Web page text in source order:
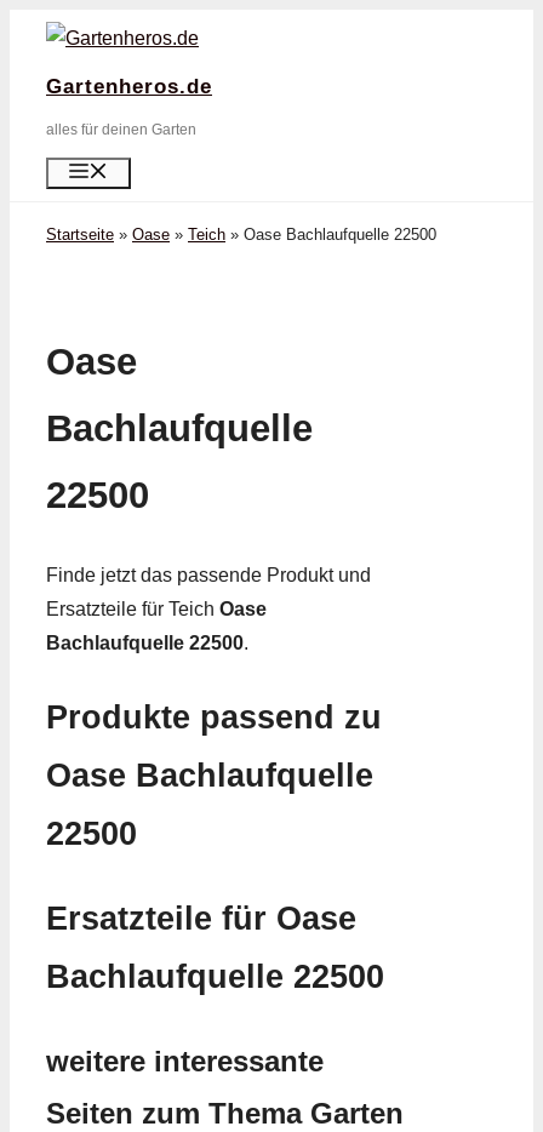
Zum
springen
Gartenheros.de
alles für deinen Garten
Startseite » Oase » Teich » Oase Bachlaufquelle 22500
Oase
Bachlaufquelle
22500
Finde jetzt das passende Produkt und
Ersatzteile für Teich Oase
Bachlaufquelle 22500.
Produkte passend zu
Oase Bachlaufquelle
22500
Ersatzteile für Oase
Bachlaufquelle 22500
weitere interessante
Seiten zum Thema Garten